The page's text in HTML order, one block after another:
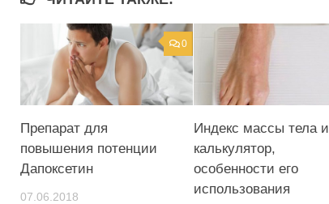
0
Препарат для
повышения потенции
Дапоксетин
07.06.2018
Индекс массы тела и
калькулятор,
особенности его
использования